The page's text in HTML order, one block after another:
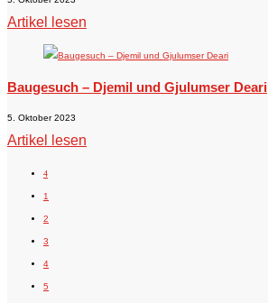
Artikel lesen
Baugesuch – Djemil und Gjulumser Deari
5. Oktober 2023
Artikel lesen
4
1
2
3
4
5